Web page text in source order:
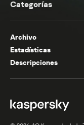
Categorías
Archivo
Estadísticas
Descripciones